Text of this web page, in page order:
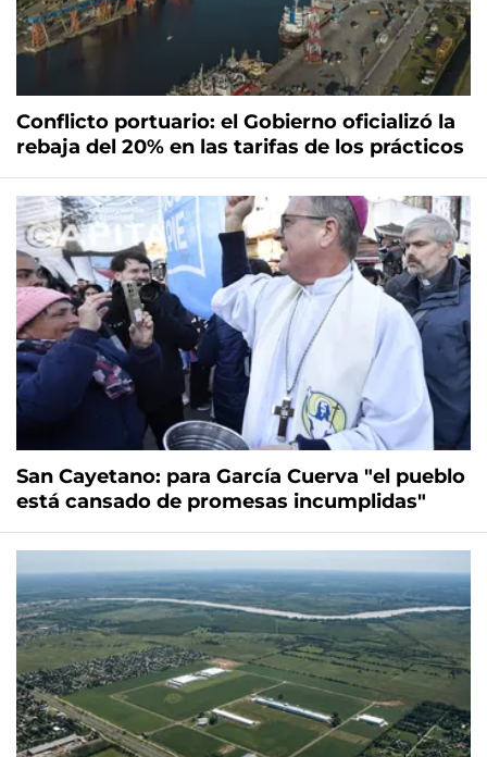
Conflicto portuario: el Gobierno oficializó la
rebaja del 20% en las tarifas de los prácticos
San Cayetano: para García Cuerva "el pueblo
está cansado de promesas incumplidas"